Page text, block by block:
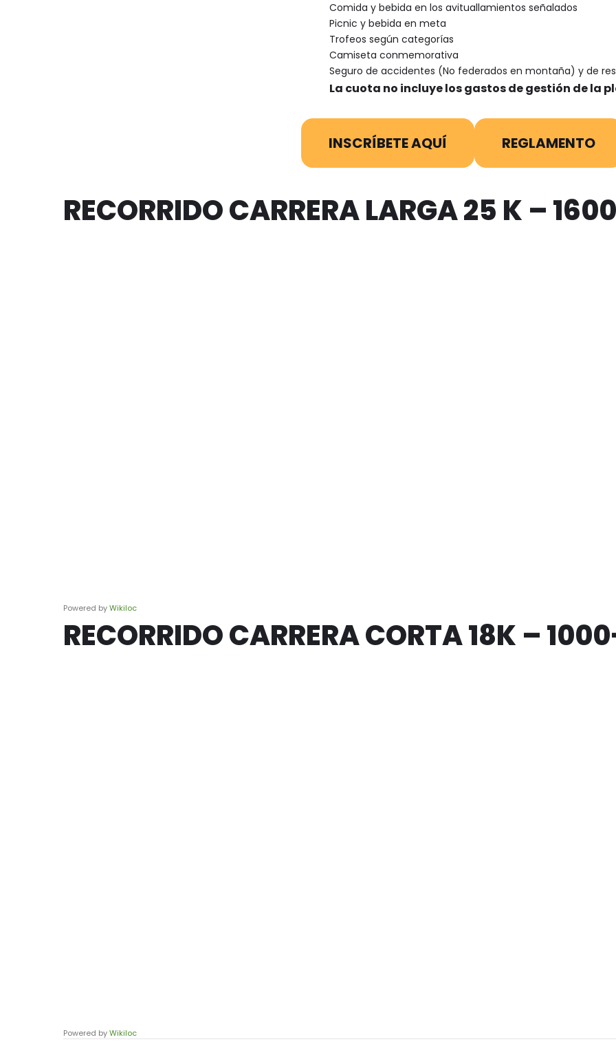
Comida y bebida en los avituallamientos señalados
Picnic y bebida en meta
Trofeos según categorías
Camiseta conmemorativa
Seguro de accidentes (No federados en montaña) y de
La cuota no incluye los gastos de gestión de la
INSCRÍBETE AQUÍ REGLAMENTO
RECORRIDO CARRERA LARGA 25 K –
Powered byWikiloc
RECORRIDO CARRERA CORTA 18K –
Powered byWikiloc